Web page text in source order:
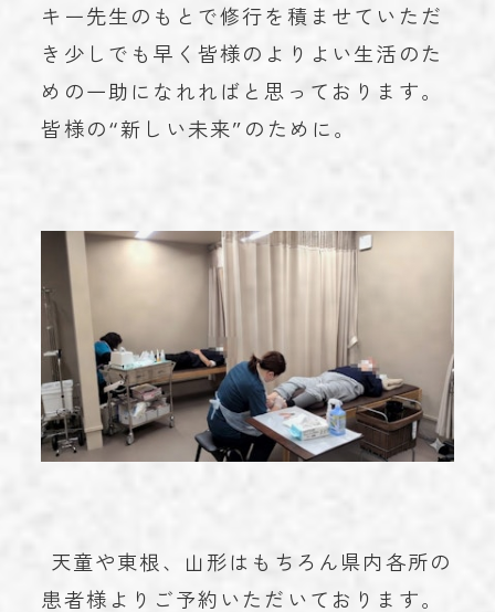
キー先生のもとで修行を積ませていただ
き少しでも早く皆様のよりよい生活のた
めの一助になれればと思っております。
皆様の“新しい未来”のために。
天童や東根、山形はもちろん県内各所の
患者様よりご予約いただいております。